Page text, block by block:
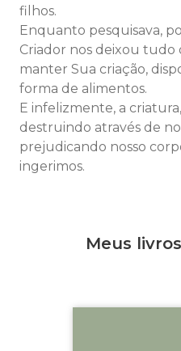
filhos.
Enquanto pesquisava,
Criador nos deixou tudo
manter Sua criação,
forma de alimentos.
E infelizmente, a
destruindo através de
prejudicando nosso
ingerimos.
Meus